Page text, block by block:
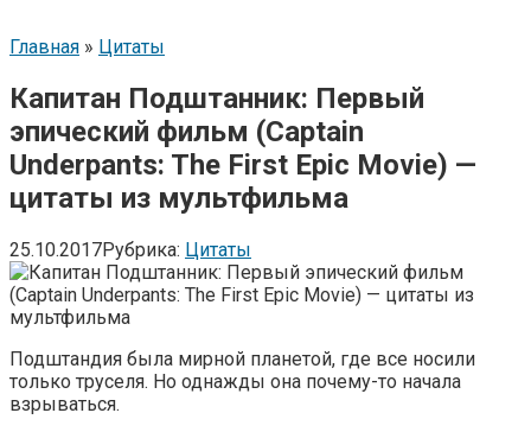
Главная » Цитаты
Капитан Подштанник: Первый
эпический фильм (Captain
Underpants: The First Epic Movie) —
цитаты из мультфильма
25.10.2017Рубрика: Цитаты
Подштандия была мирной планетой, где все носили
только труселя. Но однажды она почему-то начала
взрываться.